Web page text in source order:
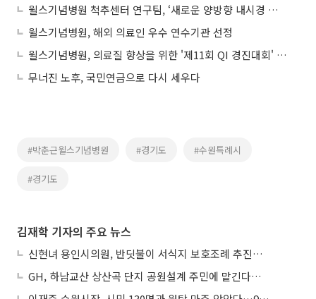
윌스기념병원 척추센터 연구팀, ‘새로운 양방향 내시경 수술’ 연구논문 발표
윌스기념병원, 해외 의료인 우수 연수기관 선정
윌스기념병원, 의료질 향상을 위한 '제11회 QI 경진대회' 개최
무너진 노후, 국민연금으로 다시 세우다
#박춘근윌스기념병원 #경기도 #수원특례시
#경기도
김재학 기자의 주요 뉴스
신현녀 용인시의원, 반딧불이 서식지 보호조례 추진…"개발과 생태 조화"
GH, 하남교산 상산곡 단지 공원설계 주민에 맡긴다…5만㎡ 녹지